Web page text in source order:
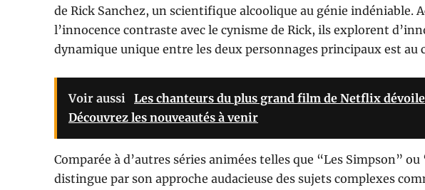
de Rick Sanchez, un scientifique alcoolique au génie
l’innocence contraste avec le cynisme de Rick, ils explorent
dynamique unique entre les deux personnages principaux est au
Voir aussi Les chanteurs du plus grand film de Netflix
Découvrez les nouveautés à venir
Comparée à d’autres séries animées telles que “Les Simpson”
distingue par son approche audacieuse des sujets complexes